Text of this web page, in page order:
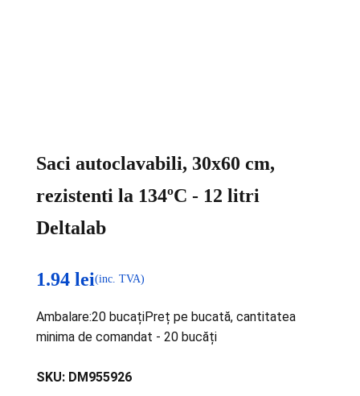
Saci autoclavabili, 30x60 cm,
rezistenti la 134ºC - 12 litri
Deltalab
1.94 lei(inc. TVA)
Ambalare:20 bucațiPreț pe bucată, cantitatea
minima de comandat - 20 bucăți
SKU: DM955926